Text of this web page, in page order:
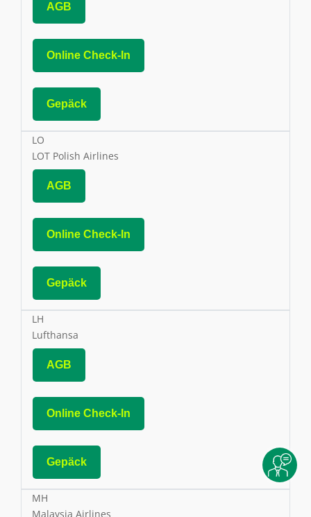
AGB
Online Check-In
Gepäck
LO
LOT Polish Airlines
AGB
Online Check-In
Gepäck
LH
Lufthansa
AGB
Online Check-In
Gepäck
MH
Malaysia Airlines